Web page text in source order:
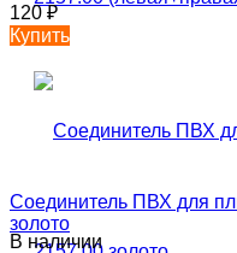
120₽
Купить
Соединитель ПВХ для
золото
В наличии